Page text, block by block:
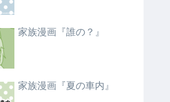
家族漫画『誰の？』
家族漫画『夏の車内』